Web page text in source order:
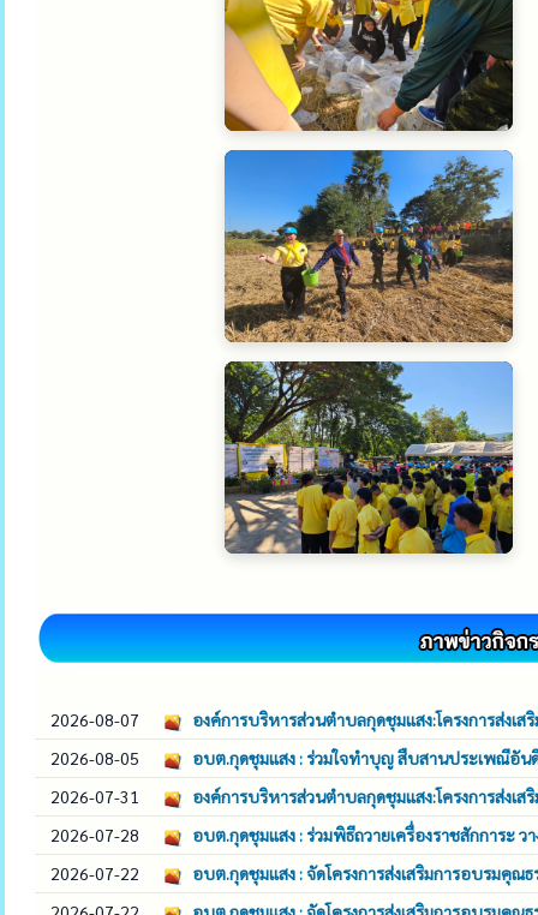
2026-08-07
องค์การบริหารส่วนตำบลกุดชุมแสง:โครงการส่ง
2026-08-05
อบต.กุดชุมแสง : ร่วมใจทำบุญ สืบสานประเพณีอัน
2026-07-31
องค์การบริหารส่วนตำบลกุดชุมแสง:โครงการส่ง
2026-07-28
อบต.กุดชุมแสง : ร่วมพิธีถวายเครื่องราชสักการ
2026-07-22
อบต.กุดชุมแสง : จัดโครงการส่งเสริมการอบรมคุ